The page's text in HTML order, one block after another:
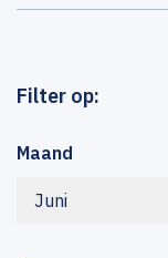
Filter op:
Maand
Juni